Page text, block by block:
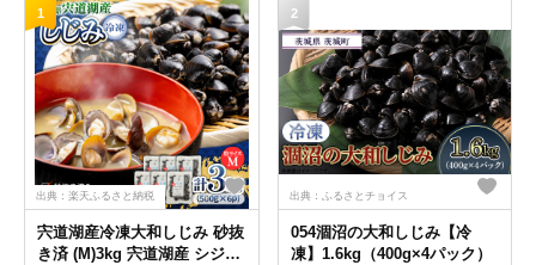
1
出典：楽天ふるさと納税
宍道湖産冷凍大和しじみ 砂抜
き済 (M)3kg 宍道湖産 シジミ
2
出典：ふるさとチョイス
054涸沼の大和しじみ【冷
凍】1.6kg（400g×4パック）